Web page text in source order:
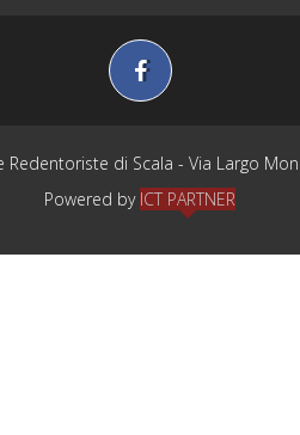
di Scala - Via Largo
Powered by ICT PARTNER